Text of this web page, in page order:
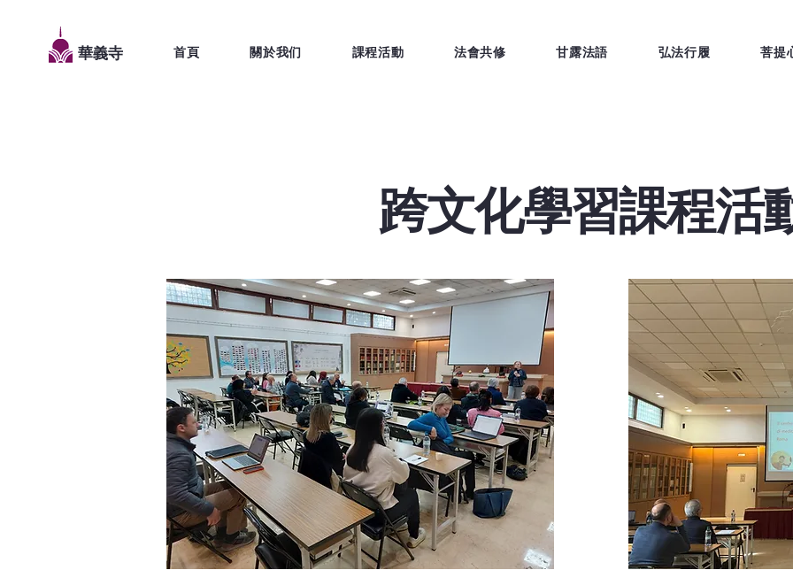
華義寺 首頁 關於我们 課程活動 法會共修 甘露法語 弘法行履 菩提
跨文化學習課程活